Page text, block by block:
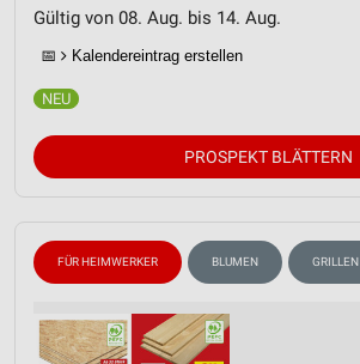
Gültig von 08. Aug. bis 14. Aug.
📅 Kalendereintrag erstellen
PROSPEKT BLÄTTERN
FÜR HEIMWERKER BLUMEN GRILLEN